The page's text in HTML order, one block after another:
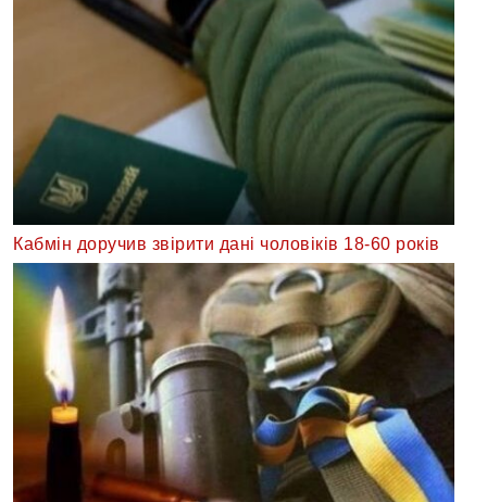
Кабмін доручив звірити дані чоловіків 18-60 років